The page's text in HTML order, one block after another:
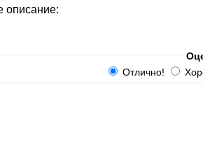
описание:
Отлично!